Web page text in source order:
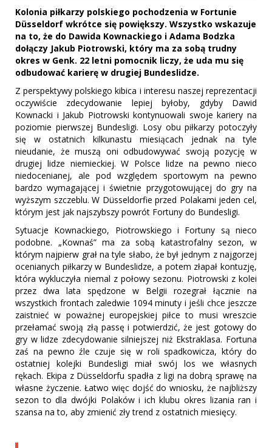
Kolonia piłkarzy polskiego pochodzenia w Fortunie
Düsseldorf wkrótce się powiększy. Wszystko wskazuje
na to, że do Dawida Kownackiego i Adama Bodzka
dołączy Jakub Piotrowski, który ma za sobą trudny
okres w Genk. 22 letni pomocnik liczy, że uda mu się
odbudować karierę w drugiej Bundeslidze.
Z perspektywy polskiego kibica i interesu naszej reprezentacji
oczywiście zdecydowanie lepiej byłoby, gdyby Dawid
Kownacki i Jakub Piotrowski kontynuowali swoje kariery na
poziomie pierwszej Bundesligi. Losy obu piłkarzy potoczyły
się w ostatnich kilkunastu miesiącach jednak na tyle
nieudanie, że muszą oni odbudowywać swoją pozycję w
drugiej lidze niemieckiej. W Polsce lidze na pewno nieco
niedocenianej, ale pod względem sportowym na pewno
bardzo wymagającej i świetnie przygotowującej do gry na
wyższym szczeblu. W Düsseldorfie przed Polakami jeden cel,
którym jest jak najszybszy powrót Fortuny do Bundesligi.
Sytuacje Kownackiego, Piotrowskiego i Fortuny są nieco
podobne. „Kownaś” ma za sobą katastrofalny sezon, w
którym najpierw grał na tyle słabo, że był jednym z najgorzej
ocenianych piłkarzy w Bundeslidze, a potem złapał kontuzję,
która wykluczyła niemal z połowy sezonu. Piotrowski z kolei
przez dwa lata spędzone w Belgii rozegrał łącznie na
wszystkich frontach zaledwie 1094 minuty i jeśli chce jeszcze
zaistnieć w poważnej europejskiej piłce to musi wreszcie
przełamać swoją złą passę i potwierdzić, że jest gotowy do
gry w lidze zdecydowanie silniejszej niż Ekstraklasa. Fortuna
zaś na pewno źle czuje się w roli spadkowicza, który do
ostatniej kolejki Bundesligi miał swój los we własnych
rękach. Ekipa z Düsseldorfu spadła z ligi na dobrą sprawę na
własne życzenie. Łatwo więc dojść do wniosku, że najbliższy
sezon to dla dwójki Polaków i ich klubu okres lizania ran i
szansa na to, aby zmienić zły trend z ostatnich miesięcy.